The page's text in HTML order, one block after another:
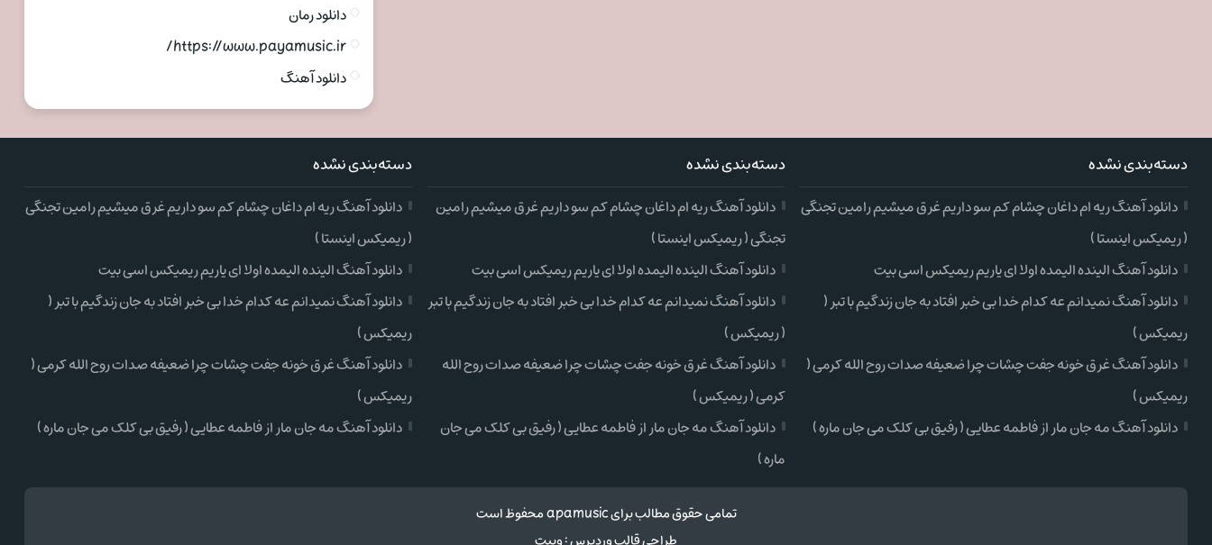
دانلود رمان
https://www.payamusic.ir/
دانلود آهنگ
دسته‌بندی نشده
دانلود آهنگ ریه ام داغان چشام کم سو داریم غرق میشیم رامین تجنگی
( ریمیکس اینستا )
دانلود آهنگ الینده الیمده اولا ای یاریم ریمیکس اسی بیت
دانلود آهنگ نمیدانم عه کدام خدا بی خبر افتاد به جان زندگیم با تبر (
ریمیکس )
دانلود آهنگ غرق خونه جفت چشات چرا ضعیفه صدات روح الله کرمی (
ریمیکس )
دانلود آهنگ مه جان مار از فاطمه عطایی ( رفیق بی کلک می جان ماره )
دسته‌بندی نشده
دانلود آهنگ ریه ام داغان چشام کم سو داریم غرق میشیم رامین
تجنگی ( ریمیکس اینستا )
دانلود آهنگ الینده الیمده اولا ای یاریم ریمیکس اسی بیت
دانلود آهنگ نمیدانم عه کدام خدا بی خبر افتاد به جان زندگیم با تبر
( ریمیکس )
دانلود آهنگ غرق خونه جفت چشات چرا ضعیفه صدات روح الله
کرمی ( ریمیکس )
دانلود آهنگ مه جان مار از فاطمه عطایی ( رفیق بی کلک می جان
ماره )
دسته‌بندی نشده
دانلود آهنگ ریه ام داغان چشام کم سو داریم غرق میشیم رامین تجنگی
( ریمیکس اینستا )
دانلود آهنگ الینده الیمده اولا ای یاریم ریمیکس اسی بیت
دانلود آهنگ نمیدانم عه کدام خدا بی خبر افتاد به جان زندگیم با تبر (
ریمیکس )
دانلود آهنگ غرق خونه جفت چشات چرا ضعیفه صدات روح الله کرمی (
ریمیکس )
دانلود آهنگ مه جان مار از فاطمه عطایی ( رفیق بی کلک می جان ماره )
تمامی حقوق مطالب برای apamusic محفوظ است
طراحی قالب وردپرس:وبیت